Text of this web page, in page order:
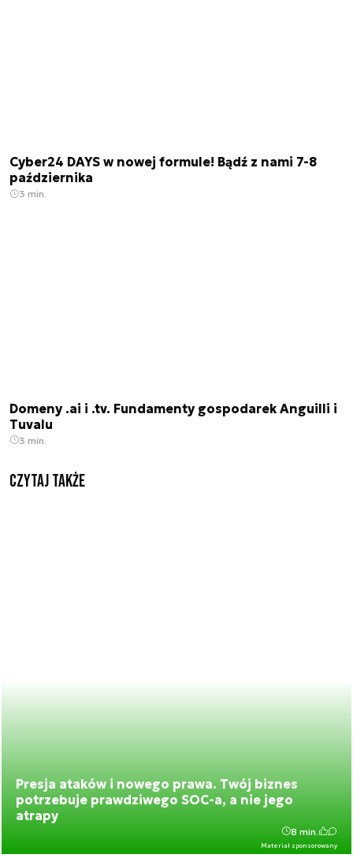
Cyber24 DAYS w nowej formule! Bądź z nami 7-8
października
3 min.
Domeny .ai i .tv. Fundamenty gospodarek Anguilli i
Tuvalu
3 min.
Czytaj także
Presja ataków i nowego prawa. Twój biznes
potrzebuje prawdziwego SOC-a, a nie jego
atrapy
Materiał sponsorowany
8 min.